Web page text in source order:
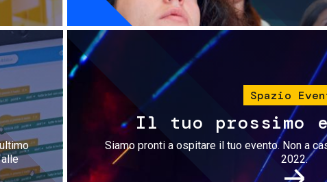
Spazio
Il tuo prossimo
Siamo pronti a ospitare il tuo evento. Non a
2022.